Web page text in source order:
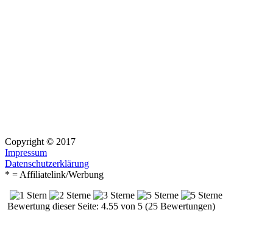
Copyright © 2017
Impressum
Datenschutzerklärung
* = Affiliatelink/Werbung
Bewertung dieser Seite: 4.55 von 5 (25 Bewertungen)